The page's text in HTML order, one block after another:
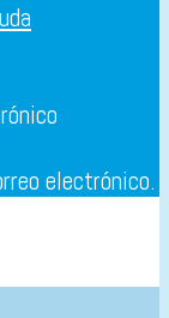
electrónico.